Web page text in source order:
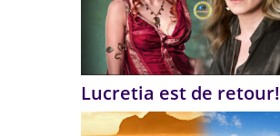
Lucretia est de retour!